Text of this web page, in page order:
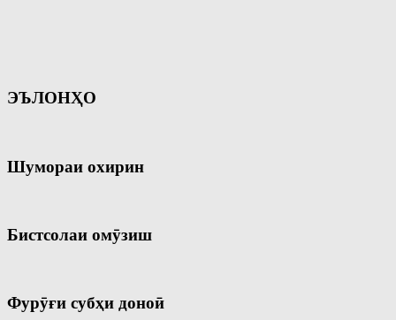
ЭЪЛОНҲО
Шумораи охирин
Бистсолаи омӯзиш
Фурӯғи субҳи доноӣ